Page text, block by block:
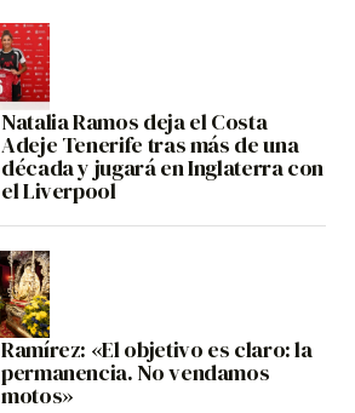
Natalia Ramos deja el Costa
Adeje Tenerife tras más de una
década y jugará en Inglaterra con
el Liverpool
Ramírez: «El objetivo es claro: la
permanencia. No vendamos
motos»